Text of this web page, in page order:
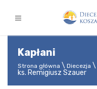
Kapłani
Strona główna Diecezja
ks. Remigiusz Szauer